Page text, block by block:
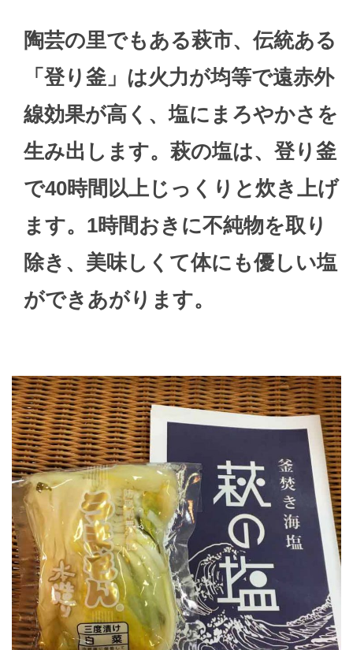
陶芸の里でもある萩市、伝統ある
「登り釜」は火力が均等で遠赤外
線効果が高く、塩にまろやかさを
生み出します。萩の塩は、登り釜
で40時間以上じっくりと炊き上げ
ます。1時間おきに不純物を取り
除き、美味しくて体にも優しい塩
ができあがります。